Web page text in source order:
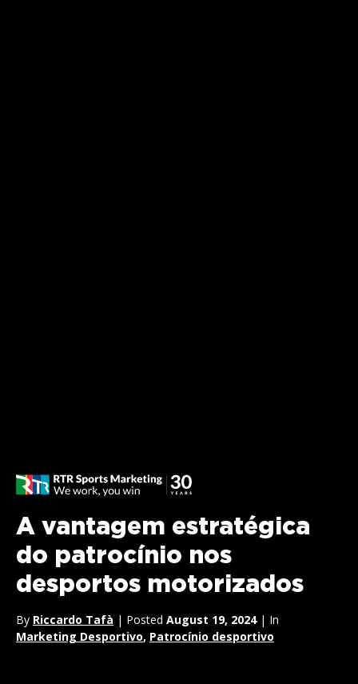
A vantagem estratégica
do patrocínio nos
desportos motorizados
By Riccardo Tafà | Posted August 19, 2024| In
Marketing Desportivo, Patrocínio desportivo